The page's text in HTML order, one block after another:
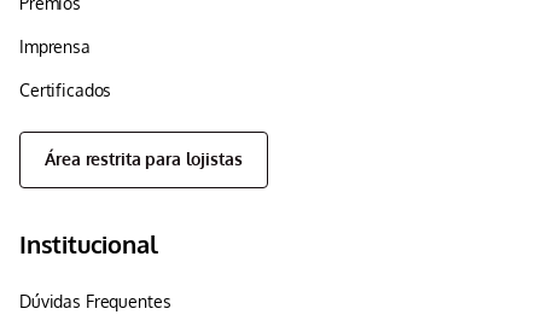
Imprensa
Certificados
Área restrita para lojistas
Institucional
Dúvidas Frequentes